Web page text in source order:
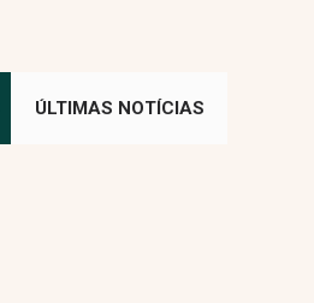
ÚLTIMAS NOTÍCIAS